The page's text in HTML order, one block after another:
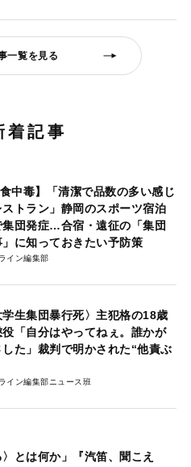
一覧を見る
着記事
食中毒】「清潔で品数の多い感じ
トラン」静岡のスポーツ宿泊
集団発症…合宿・遠征の「集団
に知っておきたい予防策
イン編集部
学生集団暴行死〉主犯格の18歳
役「自分はやってねぇ。誰かが
した」裁判で明かされた“他責ぶ
イン編集部ニュース班
〉とは何か」『汽笛、聞こえ